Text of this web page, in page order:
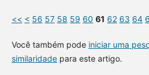
<< < 56 57 58 59 60 61 62 63 64
Você também pode iniciar uma
similaridadepara este artigo.